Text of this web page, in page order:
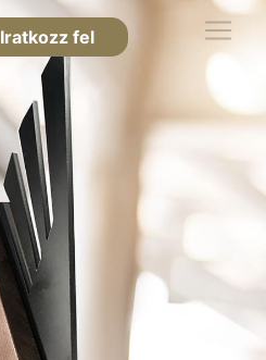
Iratkozz fel